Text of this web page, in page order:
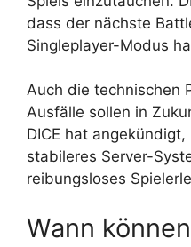
dass der nächste
Singleplayer-Modus
Auch die technischen
Ausfälle sollen in
DICE hat
stabileres Server-
reibungsloses
Wann